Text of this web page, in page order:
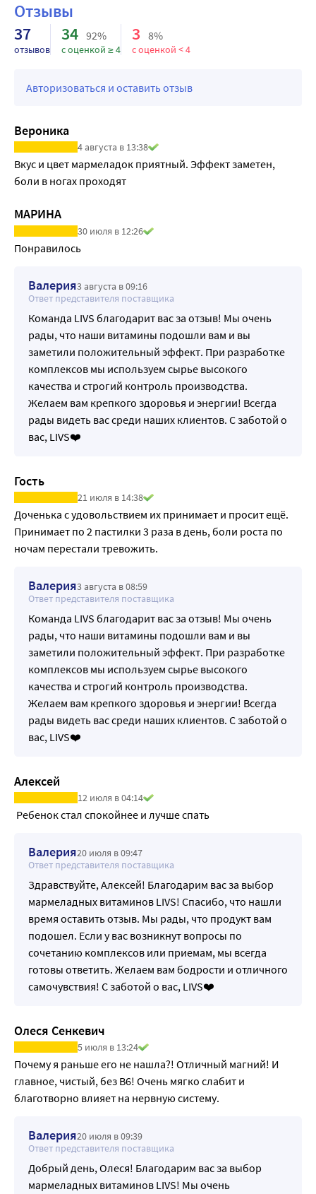
Отзывы
37
отзывов
34 92%
с оценкой ≥ 4
3 8%
с оценкой < 4
Авторизоваться и оставить отзыв
Вероника
4 августа в 13:38
Вкус и цвет мармеладок приятный. Эффект заметен,
боли в ногах проходят
МАРИНА
30 июля в 12:26
Понравилось
Валерия3 августа в 09:16
Ответ представителя поставщика
Команда LIVS благодарит вас за отзыв! Мы очень
рады, что наши витамины подошли вам и вы
заметили положительный эффект. При разработке
комплексов мы используем сырье высокого
качества и строгий контроль производства.
Желаем вам крепкого здоровья и энергии! Всегда
рады видеть вас среди наших клиентов. С заботой о
вас, LIVS❤️
Гость
21 июля в 14:38
Доченька с удовольствием их принимает и просит ещё.
Принимает по 2 пастилки 3 раза в день, боли роста по
ночам перестали тревожить.
Валерия3 августа в 08:59
Ответ представителя поставщика
Команда LIVS благодарит вас за отзыв! Мы очень
рады, что наши витамины подошли вам и вы
заметили положительный эффект. При разработке
комплексов мы используем сырье высокого
качества и строгий контроль производства.
Желаем вам крепкого здоровья и энергии! Всегда
рады видеть вас среди наших клиентов. С заботой о
вас, LIVS❤️
Алексей
12 июля в 04:14
Ребенок стал спокойнее и лучше спать
Валерия20 июля в 09:47
Ответ представителя поставщика
Здравствуйте, Алексей! Благодарим вас за выбор
мармеладных витаминов LIVS! Спасибо, что нашли
время оставить отзыв. Мы рады, что продукт вам
подошел. Если у вас возникнут вопросы по
сочетанию комплексов или приемам, мы всегда
готовы ответить. Желаем вам бодрости и отличного
самочувствия! С заботой о вас, LIVS❤️
Олеся Сенкевич
5 июля в 13:24
Почему я раньше его не нашла?! Отличный магний! И
главное, чистый, без В6! Очень мягко слабит и
благотворно влияет на нервную систему.
Валерия20 июля в 09:39
Ответ представителя поставщика
Добрый день, Олеся! Благодарим вас за выбор
мармеладных витаминов LIVS! Мы очень